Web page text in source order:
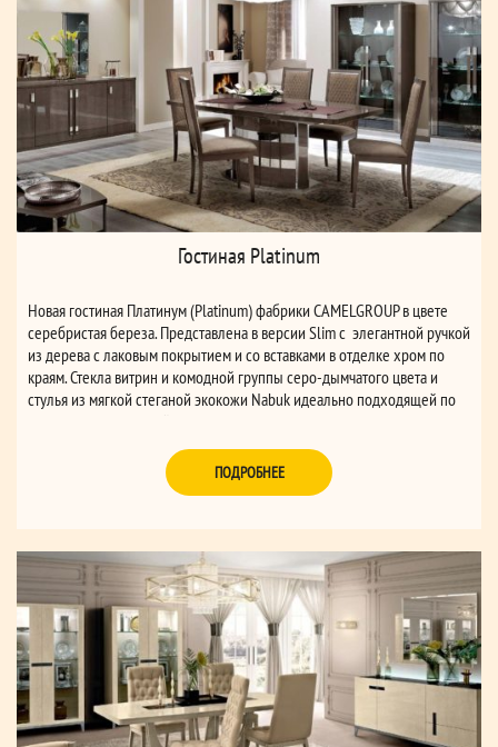
Гостиная Platinum
Новая гостиная Платинум (Platinum) фабрики CAMELGROUP в цвете
серебристая береза. Представлена в версии Slim с элегантной ручкой
из дерева с лаковым покрытием и со вставками в отделке хром по
краям. Стекла витрин и комодной группы серо-дымчатого цвета и
стулья из мягкой стеганой экокожи Nabuk идеально подходящей по
ПОДРОБНЕЕ